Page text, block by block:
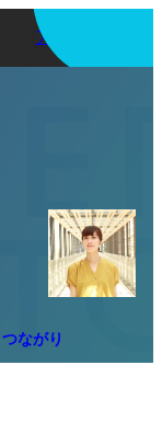
アプリを使う
つながり